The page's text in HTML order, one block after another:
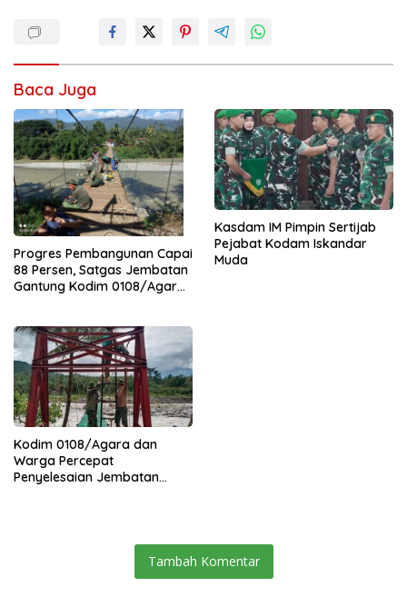
Baca Juga
Progres Pembangunan Capai
88 Persen, Satgas Jembatan
Gantung Kodim 0108/Agara
Kasdam IM Pimpin Sertijab
Pejabat Kodam Iskandar
Muda
Kodim 0108/Agara dan
Warga Percepat
Penyelesaian Jembatan
Tambah Komentar